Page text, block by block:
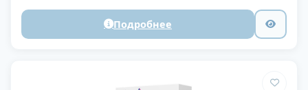
Подробнее